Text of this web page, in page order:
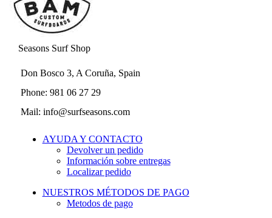
Seasons Surf Shop
Don Bosco 3, A Coruña, Spain
Phone: 981 06 27 29
Mail: info@surfseasons.com
AYUDA Y CONTACTO
Devolver un pedido
Información sobre entregas
Localizar pedido
NUESTROS MÉTODOS DE PAGO
Metodos de pago